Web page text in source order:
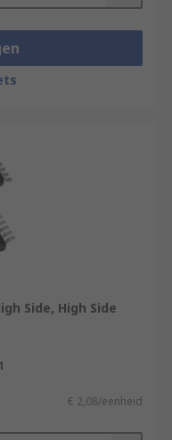
Side, High Side
€ 2,08/eenheid